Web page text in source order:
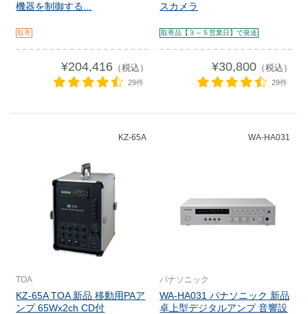
機器を制御する...
取寄
¥204,416（税込）
29件
スカメラ
取寄品【３～５営業日】で発送
¥30,800（税込）
29件
KZ-65A
TOA
KZ-65A TOA 新品 移動用PAア
ンプ 65Wx2ch CD付
WA-HA031
パナソニック
WA-HA031 パナソニック 新品
卓上型デジタルアンプ 音響設